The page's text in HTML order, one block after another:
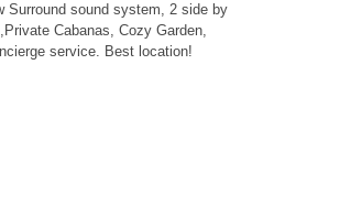
Surround sound system, 2 side by
Cabanas, Cozy Garden,
service. Best location!